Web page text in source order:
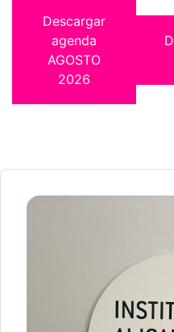
Descargar
agenda
AGOSTO
2026